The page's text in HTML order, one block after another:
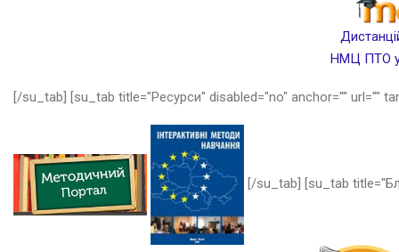
НМЦ ПТО у
[/su_tab] [su_tab title="Ресурси" disabled="no" anchor="" url=""
[/su_tab] [su_tab